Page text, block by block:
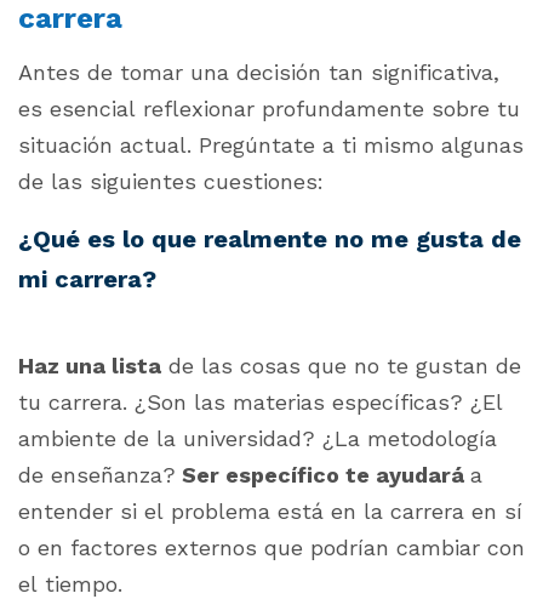
carrera
Antes de tomar una decisión tan significativa,
es esencial reflexionar profundamente sobre tu
situación actual. Pregúntate a ti mismo algunas
de las siguientes cuestiones:
¿Qué es lo que realmente no me gusta de
mi carrera?
Haz una lista de las cosas que no te gustan de
tu carrera. ¿Son las materias específicas? ¿El
ambiente de la universidad? ¿La metodología
de enseñanza? Ser específico te ayudará a
entender si el problema está en la carrera en sí
o en factores externos que podrían cambiar con
el tiempo.